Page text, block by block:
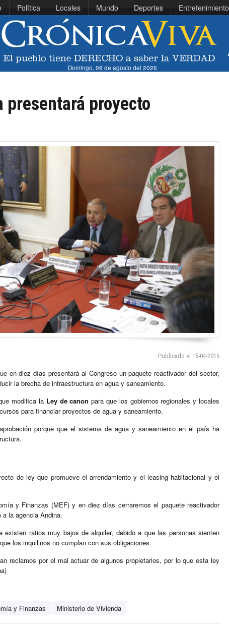
Política Locales Mundo Deportes Entretenimiento
Domingo, 09 de agosto del 2026
proyecto
Publicado el 15-04-2015
en diez días presentará al Congreso un paquete reactivador del sector,
la brecha de infraestructura en agua y saneamiento.
modifica la Ley de canon para que los gobiernos regionales y locales
para financiar proyectos de agua y saneamiento.
porque que el sistema de agua y saneamiento en el país ha
de ley que promueve el arrendamiento y el leasing habitacional y el
y Finanzas (MEF) y en diez días cerraremos el paquete reactivador
a la agencia Andina.
ratios muy bajos de alquiler, debido a que las personas sienten
los inquilinos no cumplan con sus obligaciones.
reclamos por el mal actuar de algunos propietarios, por lo que esta ley
y Finanzas Ministerio de Vivienda